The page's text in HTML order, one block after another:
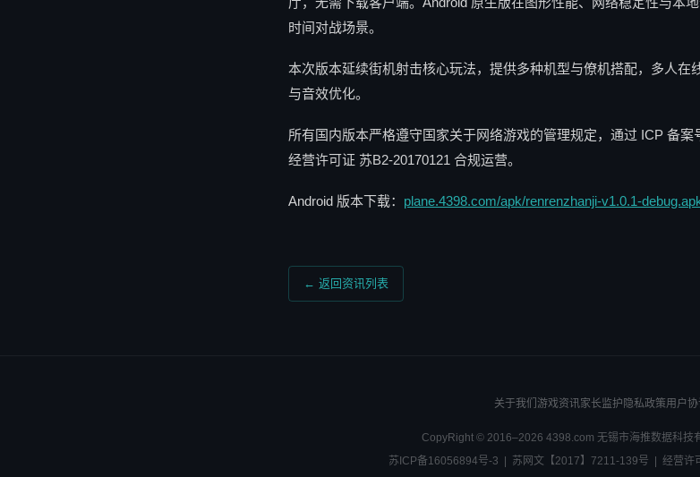
时间对战场景。
本次版本延续街机射击核心玩法，提供多种机型与僚机搭配，多人在
与音效优化。
所有国内版本严格遵守国家关于网络游戏的管理规定，通过 ICP 备案
经营许可证 苏B2-20170121 合规运营。
Android 版本下载： plane.4398.com/apk/renrenzhanji-v1.0.1-
← 返回资讯列表
关于我们 游戏资讯家长监护 隐私政策用户协
CopyRight © 2016–2026 4398.com 无锡市海推数据科技
苏ICP备16056894号-3 | 苏网文【2017】7211-139号 | 经营许